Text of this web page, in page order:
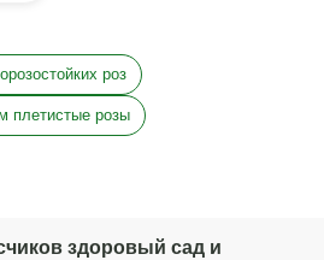
роз
плетистые розы
здоровый сад и